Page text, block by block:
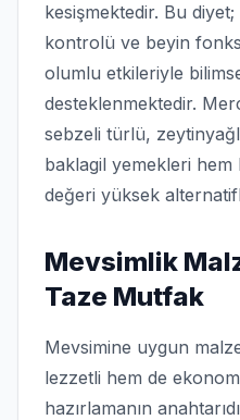
kesişmektedir. Bu diyet;
kontrolü ve beyin
olumlu etkileriyle
desteklenmektedir.
sebzeli türlü,
baklagil yemekleri hem
değeri yüksek
Mevsimlik
Taze Mutfak
Mevsimine uygun
lezzetli hem de
hazırlamanın